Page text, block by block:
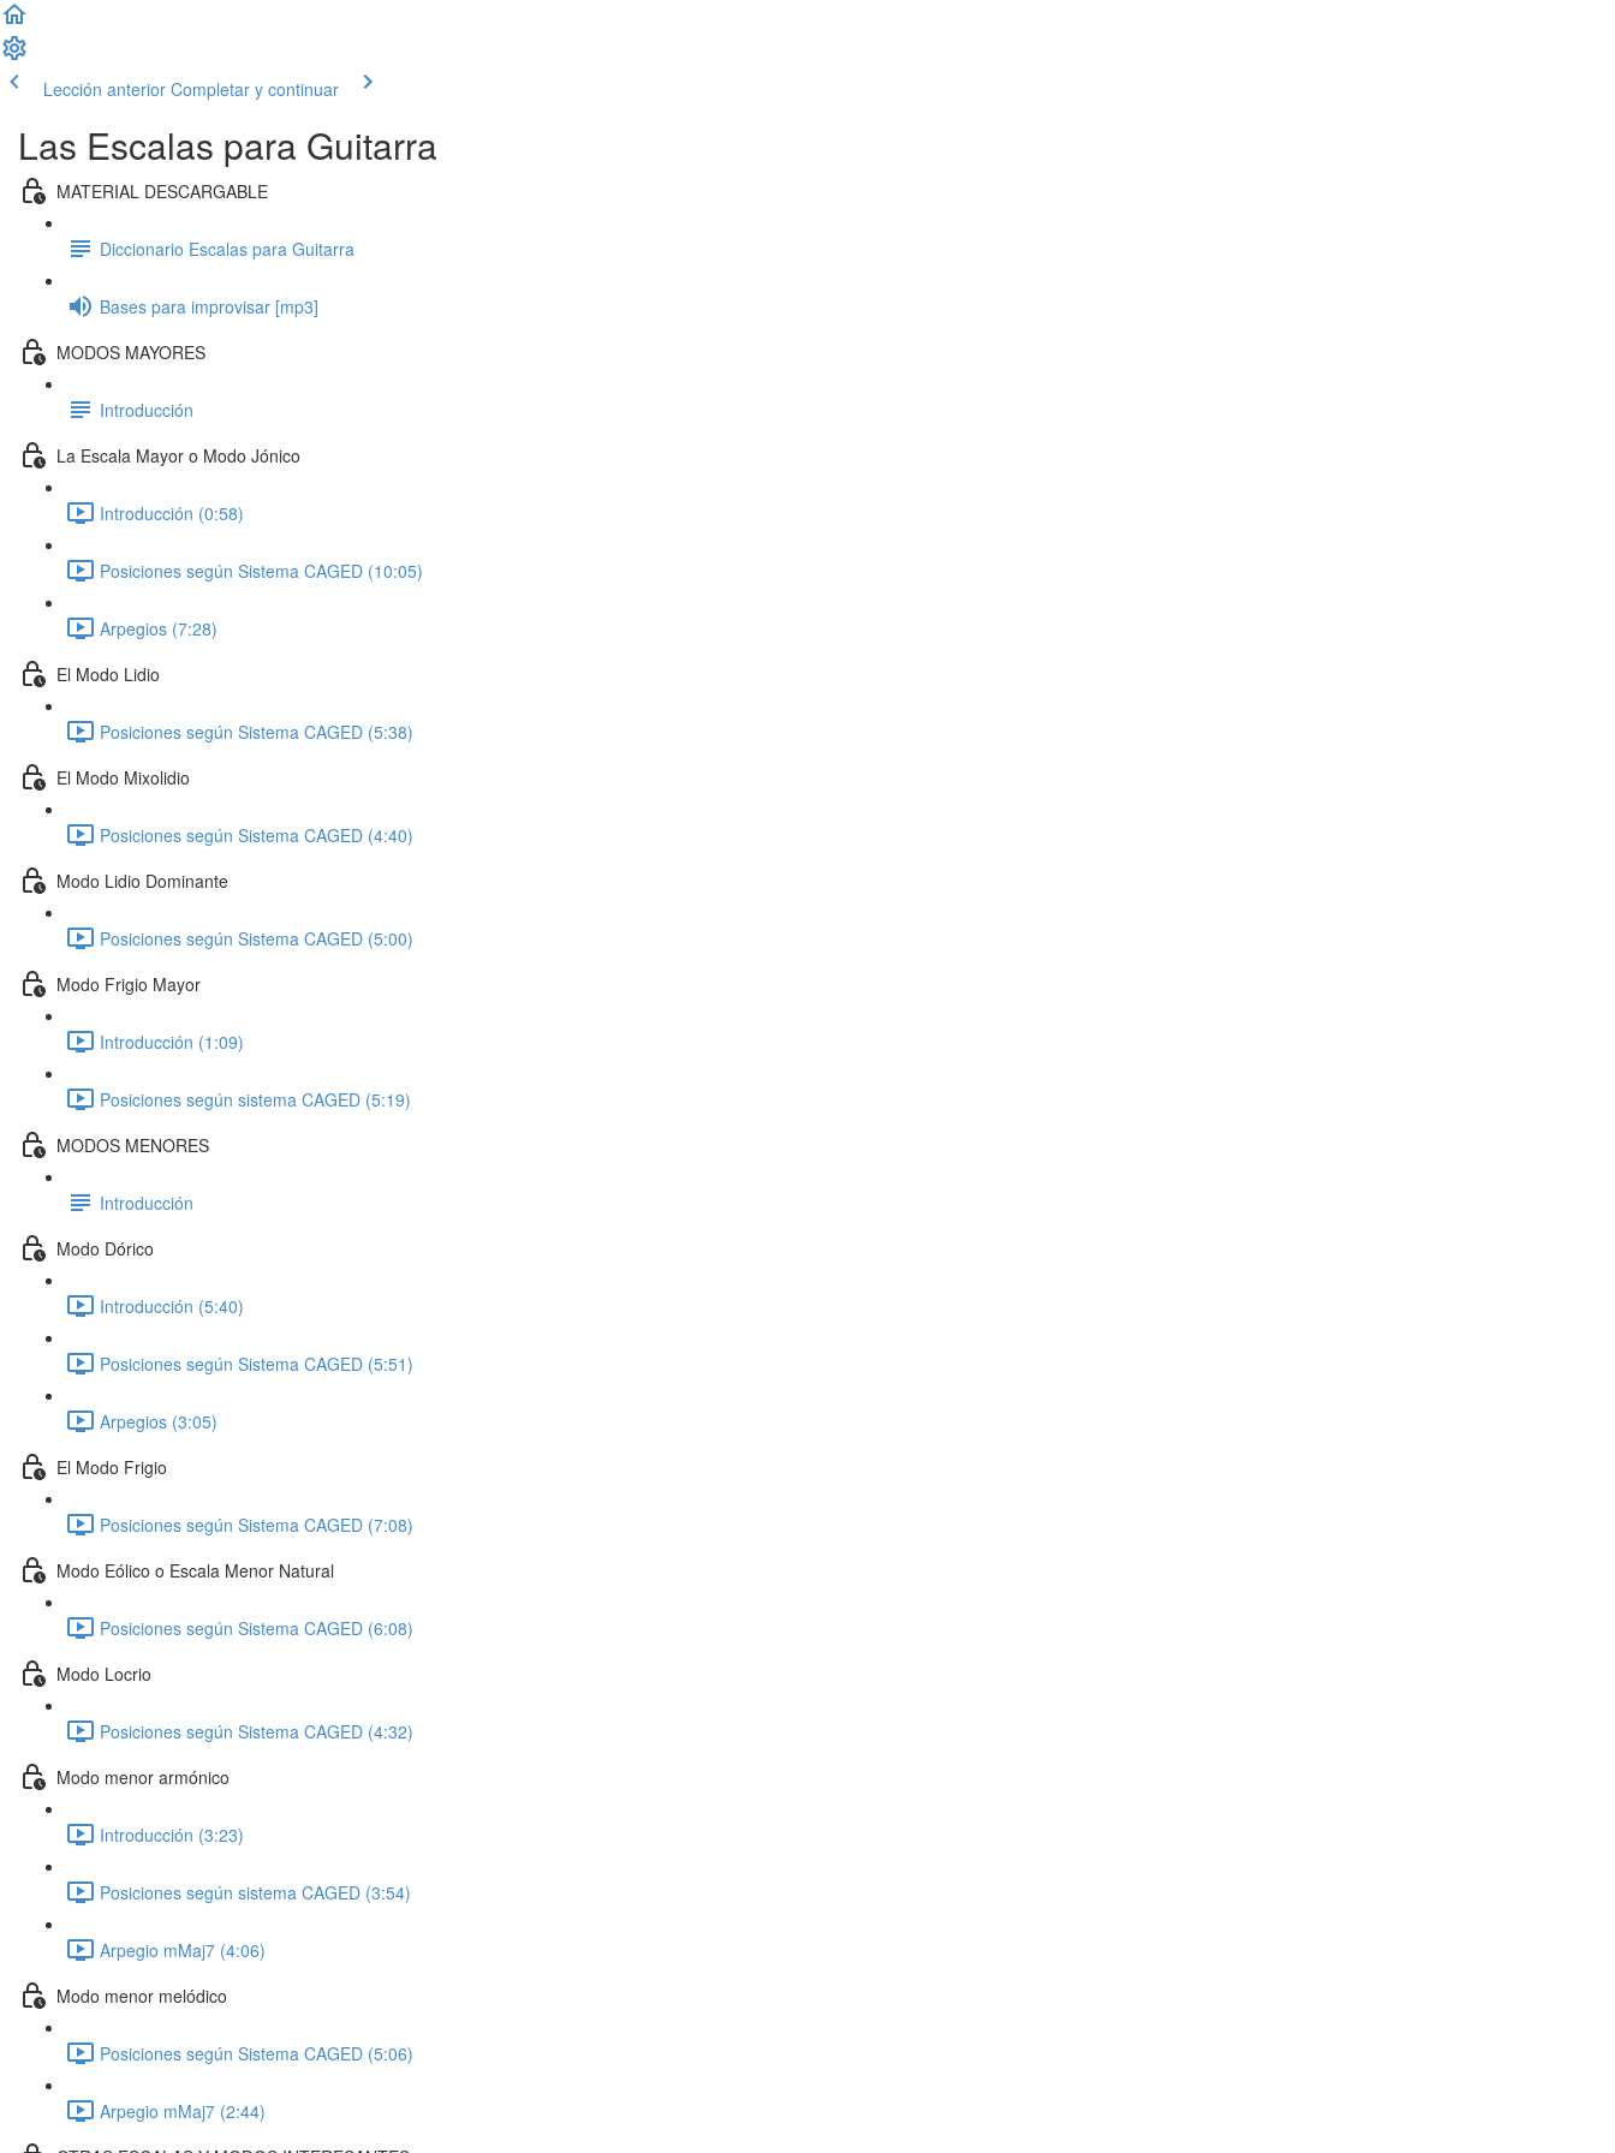
Lección anterior Completar y continuar
Las Escalas para Guitarra
MATERIAL DESCARGABLE
Diccionario Escalas para Guitarra
Bases para improvisar [mp3]
MODOS MAYORES
Introducción
La Escala Mayor o Modo Jónico
Introducción (0:58)
Posiciones según Sistema CAGED (10:05)
Arpegios (7:28)
El Modo Lidio
Posiciones según Sistema CAGED (5:38)
El Modo Mixolidio
Posiciones según Sistema CAGED (4:40)
Modo Lidio Dominante
Posiciones según Sistema CAGED (5:00)
Modo Frigio Mayor
Introducción (1:09)
Posiciones según sistema CAGED (5:19)
MODOS MENORES
Introducción
Modo Dórico
Introducción (5:40)
Posiciones según Sistema CAGED (5:51)
Arpegios (3:05)
El Modo Frigio
Posiciones según Sistema CAGED (7:08)
Modo Eólico o Escala Menor Natural
Posiciones según Sistema CAGED (6:08)
Modo Locrio
Posiciones según Sistema CAGED (4:32)
Modo menor armónico
Introducción (3:23)
Posiciones según sistema CAGED (3:54)
Arpegio mMaj7 (4:06)
Modo menor melódico
Posiciones según Sistema CAGED (5:06)
Arpegio mMaj7 (2:44)